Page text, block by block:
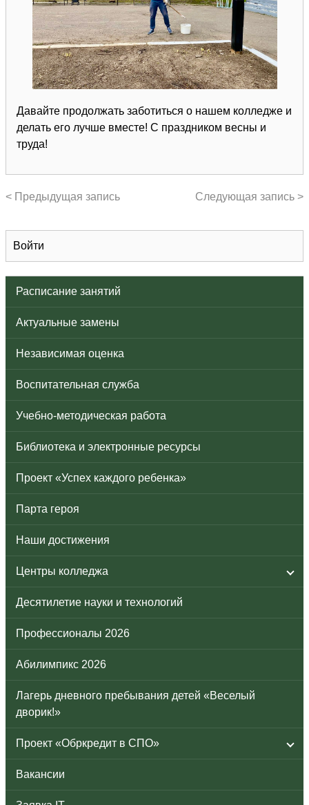
Войти
Расписание занятий
Актуальные замены
Независимая оценка
Воспитательная служба
Учебно-методическая работа
Библиотека и электронные ресурсы
Проект «Успех каждого ребенка»
Парта героя
Наши достижения
Центры колледжа
Десятилетие науки и технологий
Профессионалы 2026
Абилимпикс 2026
Лагерь дневного пребывания детей «Веселый
дворик!»
Проект «Обркредит в СПО»
Вакансии
Давайте продолжать заботиться о нашем колледже и
делать его лучше вместе! С праздником весны и
труда!
< Предыдущая запись Следующая запись >